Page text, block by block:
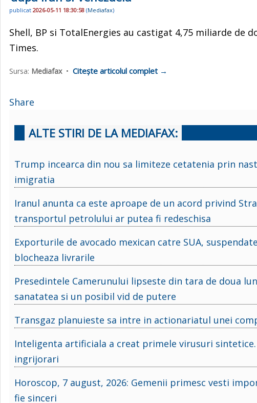
publicat 2026-05-11 18:30:58 (Mediafax)
Shell, BP si TotalEnergies au castigat 4,75 miliarde
Times.
Sursa: Mediafax• Citește articolul complet →
Share
ALTE STIRI DE LA MEDIAFAX:
Trump incearca din nou sa limiteze cetatenia prin
imigratia
Iranul anunta ca este aproape de un acord privind
transportul petrolului ar putea fi redeschisa
Exporturile de avocado mexican catre SUA,
blocheaza livrarile
Presedintele Camerunului lipseste din tara de doua
sanatatea si un posibil vid de putere
Transgaz planuieste sa intre in actionariatul unei
Inteligenta artificiala a creat primele virusuri
ingrijorari
Horoscop, 7 august, 2026: Gemenii primesc vesti
fie sinceri